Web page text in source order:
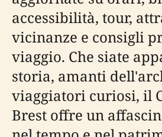
accessibilità, tour,
vicinanze e consigli
viaggio. Che siate
storia, amanti
viaggiatori curiosi, il
Brest offre un